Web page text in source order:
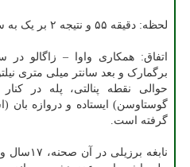
لحظه: دقیقه ۵۵ و نتیجه ۲ بر یک به سود برزیل
اتفاق: همکاری واوا – زاگالو
برگمارک و بعد سانتر میلی متری
حوالی نقطه پنالتی، پله در
گوستاوسن) ایستاده و دروازه
گرفته است.